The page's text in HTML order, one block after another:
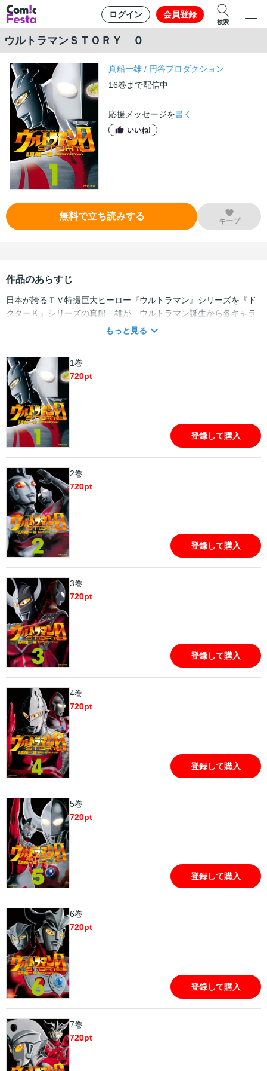
ログイン 会員登録
検索
ウルトラマンＳＴＯＲＹ ０
真船一雄 / 円谷プロダクション
16巻 まで配信中
応援メッセージを書く
いいね!
無料で立ち読みする キープ
作品のあらすじ
日本が誇るＴＶ特撮巨大ヒーロー『ウルトラマン』シリーズを『ド
クターＫ』シリーズの真船一雄が、ウルトラマン誕生から各キャラ
の若き日の激闘をオリジナルストーリーで描き、円谷プロ徹底監修
中。まだ、隊長ではないゾフィーを中心にマン、セブン、ジャッ
ク、エース、タロウ、レオ、アストラの成長を描く！
もっと見る
1巻
720pt
登録して購入
2巻
720pt
登録して購入
3巻
720pt
登録して購入
4巻
720pt
登録して購入
5巻
720pt
登録して購入
6巻
720pt
登録して購入
7巻
720pt